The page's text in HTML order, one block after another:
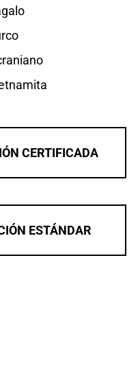
CERTIFICADA
ESTÁNDAR